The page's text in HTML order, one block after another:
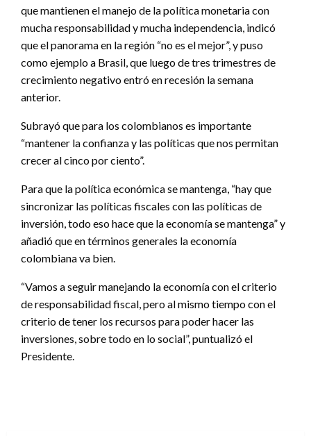
que mantienen el manejo de la política monetaria con
mucha responsabilidad y mucha independencia, indicó
que el panorama en la región “no es el mejor”, y puso
como ejemplo a Brasil, que luego de tres trimestres de
crecimiento negativo entró en recesión la semana
anterior.
Subrayó que para los colombianos es importante
“mantener la confianza y las políticas que nos permitan
crecer al cinco por ciento”.
Para que la política económica se mantenga, “hay que
sincronizar las políticas fiscales con las políticas de
inversión, todo eso hace que la economía se mantenga” y
añadió que en términos generales la economía
colombiana va bien.
“Vamos a seguir manejando la economía con el criterio
de responsabilidad fiscal, pero al mismo tiempo con el
criterio de tener los recursos para poder hacer las
inversiones, sobre todo en lo social”, puntualizó el
Presidente.